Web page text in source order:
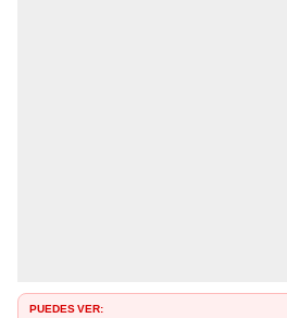
PUEDES VER: